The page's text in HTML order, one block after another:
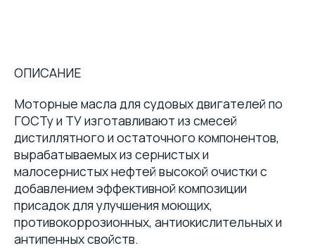
ОПИСАНИЕ
Моторные масла для судовых двигателей по
ГОСТу и ТУ изготавливают из смесей
дистиллятного и остаточного компонентов,
вырабатываемых из сернистых и
малосернистых нефтей высокой очистки с
добавлением эффективной композиции
присадок для улучшения моющих,
противокоррозионных, антиокислительных и
антипенных свойств.